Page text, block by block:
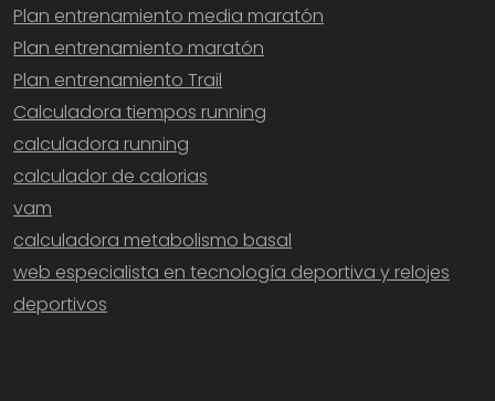
Plan entrenamiento media maratón
Plan entrenamiento maratón
Plan entrenamiento Trail
Calculadora tiempos running
calculadora running
calculador de calorias
vam
calculadora metabolismo basal
web especialista en tecnología deportiva y relojes
deportivos